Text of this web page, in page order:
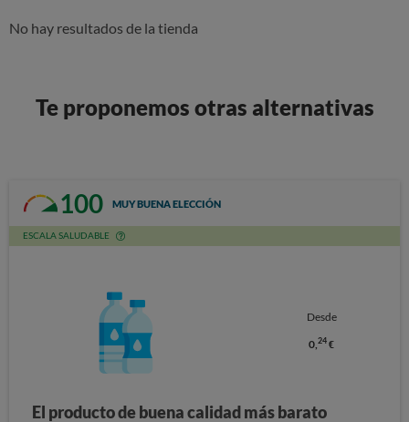
No hay resultados de la tienda
Te proponemos otras alternativas
100 MUY BUENA ELECCIÓN
ESCALA SALUDABLE
Desde
0,24 €
El producto de buena calidad más barato